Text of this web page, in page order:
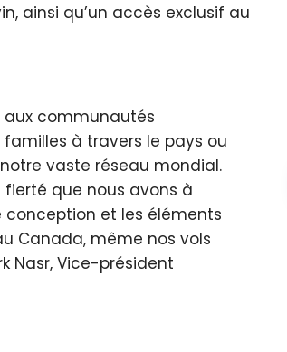
ainsi qu’un accès exclusif au
aux communautés
à travers le pays ou
vaste réseau mondial.
que nous avons à
conception et les éléments
Canada, même nos vols
Nasr, Vice-président